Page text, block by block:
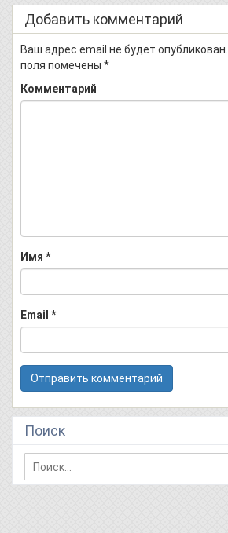
Добавить комментарий
Ваш адрес email не будет опубликован.
поля помечены *
Комментарий
Имя *
Email *
Поиск